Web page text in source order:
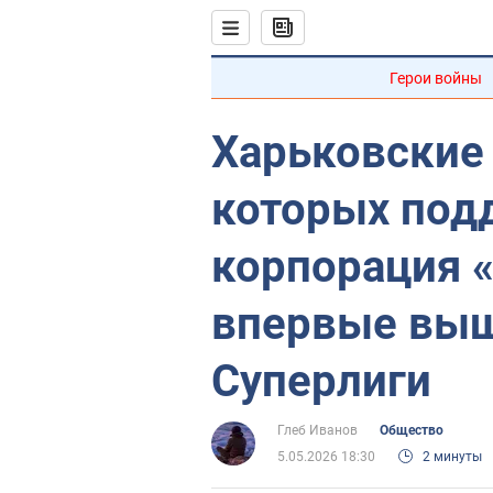
Герои войны
которых
корпорация
впервые
Суперлиги
Глеб Иванов
Общество
5.05.2026 18:30
2 минуты